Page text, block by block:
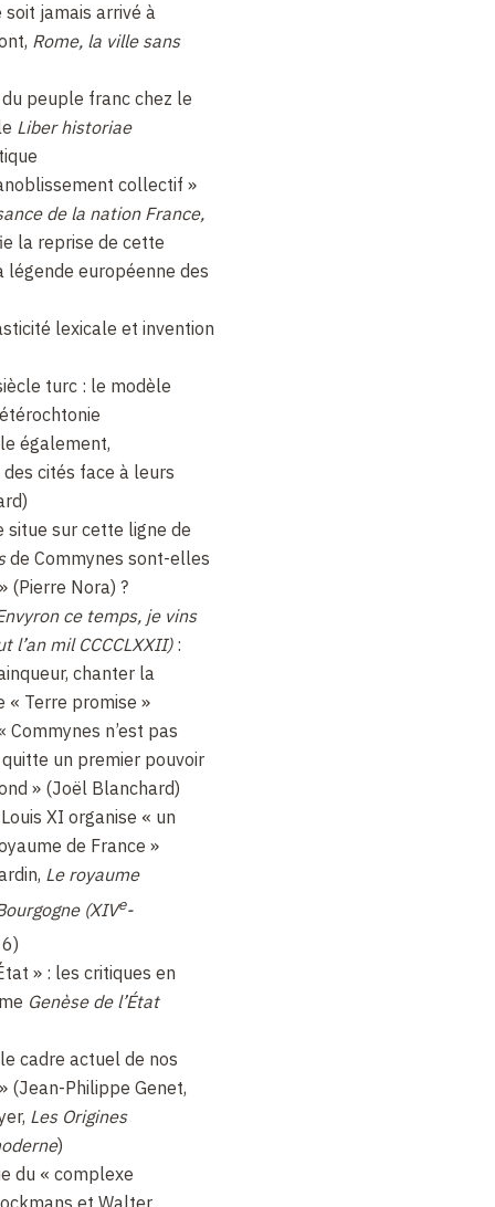
soit jamais arrivé à
Rome, la ville sans
peuple franc chez le
Liber historiae
collectif »
de la nation France,
la reprise de cette
européenne des
lexicale et invention
turc : le modèle
également,
cités face à leurs
situe sur cette ligne de
de Commynes sont-elles
(Pierre Nora) ?
ce temps, je vins
l’an mil CCCCLXXII) :
chanter la
« Terre promise »
n’est pas
quitte un premier pouvoir
» (Joël Blanchard)
XI organise « un
de France »
Le royaume
(XIVe-
» : les critiques en
Genèse de l’État
cadre actuel de nos
(Jean-Philippe Genet,
Les Origines
)
du « complexe
et Walter